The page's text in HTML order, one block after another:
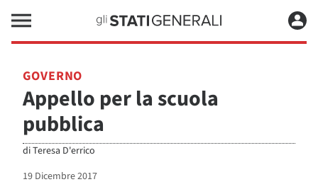
GOVERNO
Appello per la scuola
pubblica
diTeresa D'errico
19 Dicembre 2017